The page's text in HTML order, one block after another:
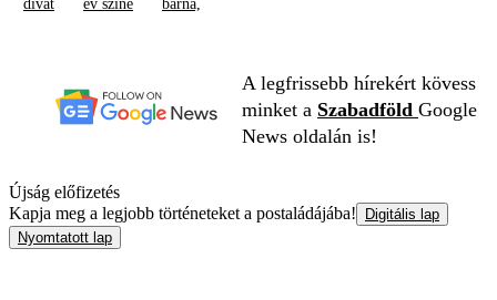
divat év színe barna,
A legfrissebb hírekért kövess
minket a Szabadföld Google
News oldalán is!
Újság előfizetés
Kapja meg a legjobb történeteket a postaládájába!
Digitális lap
Nyomtatott lap